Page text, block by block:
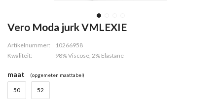
Vero Moda jurk VMLEXIE
Artikelnummer:
10266958
Kwaliteit:
98% Viscose, 2% Elastane
maat (opgemeten maattabel)
50 52